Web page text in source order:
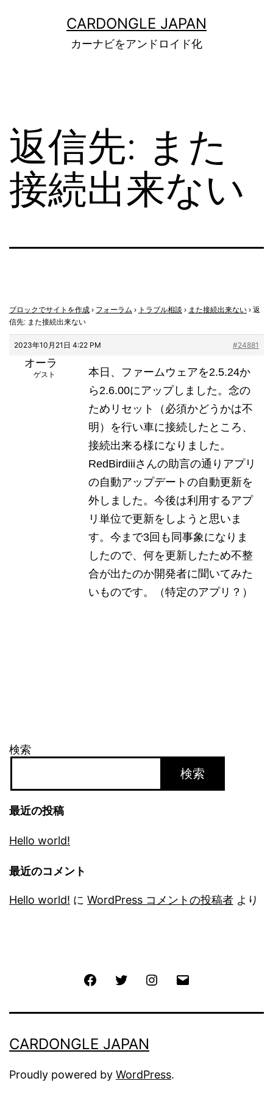
CARDONGLE JAPAN
カーナビをアンドロイド化
返信先: また
接続出来ない
ブロックでサイトを作成 › フォーラム › トラブル相談 › また接続出来ない › 返
信先: また接続出来ない
2023年10月21日 4:22 PM #24881
オーラ
ゲスト
本日、ファームウェアを2.5.24か
ら2.6.00にアップしました。念の
ためリセット（必須かどうかは不
明）を行い車に接続したところ、
接続出来る様になりました。
RedBirdiiiさんの助言の通りアプリ
の自動アップデートの自動更新を
外しました。今後は利用するアプ
リ単位で更新をしようと思いま
す。今まで3回も同事象になりま
したので、何を更新したため不整
合が出たのか開発者に聞いてみた
いものです。（特定のアプリ？）
検索
検索
最近の投稿
Hello world!
最近のコメント
Hello world! に WordPress コメントの投稿者 より
FacebookTwitter Instagram
CARDONGLE JAPAN
Proudly powered by WordPress.